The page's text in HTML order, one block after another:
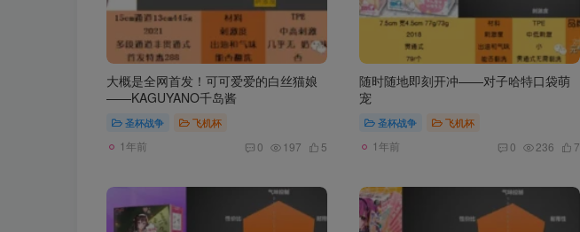
大概是全网首发！可可爱爱的白丝猫娘
——KAGUYANO千岛酱
圣杯战争 飞机杯
1年前 0 197 5
随时随地即刻开冲——对子哈特口袋萌
宠
圣杯战争 飞机杯
1年前 0 236 7